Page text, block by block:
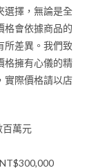
選擇，無論是全
格會依據商品的
所差異。我們致
格擁有心儀的精
實際價格請以店
百萬元